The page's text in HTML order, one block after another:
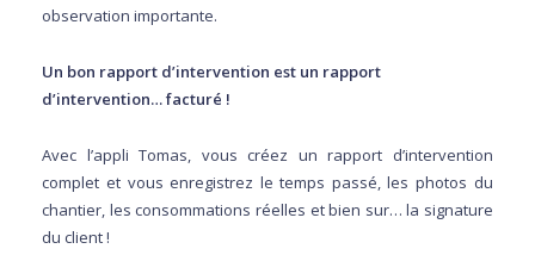
observation importante.
Un bon rapport d’intervention est un rapport
d’intervention… facturé !
Avec l’appli Tomas, vous créez un rapport d’intervention
complet et vous enregistrez le temps passé, les photos du
chantier, les consommations réelles et bien sur… la signature
du client !